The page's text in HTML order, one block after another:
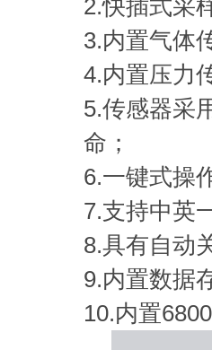
2.快插式采
3.内置气体
4.内置压力
5.传感器采
命；
6.一键式操
7.支持中英
8.具有自动
9.内置数据
10.内置